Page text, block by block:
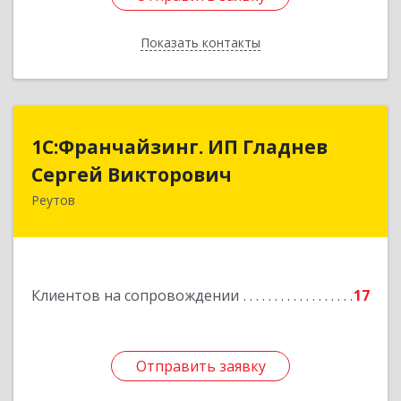
Показать контакты
Назад
1С:Франчайзинг. ИП Гладнев
Сергей Викторович
Реутов
Клиентов на сопровождении 17
Отправить заявку
1С:Франчайзинг. ИП Гладнев
Сергей Викторович
143966, Московская обл, Реутов г, Парковая ул,
Отправить заявку